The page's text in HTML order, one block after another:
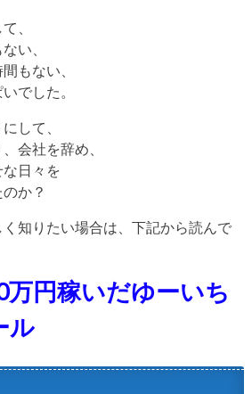
、
い、
もない、
でした。
して、
会社を辞め、
日々を
か？
知りたい場合は、下記から読んで
円稼いだゆーいち
ル